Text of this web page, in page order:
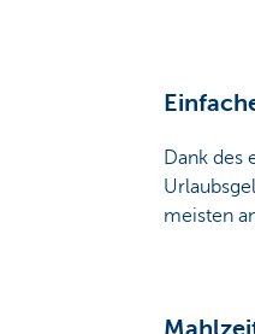
Dank des
meisten